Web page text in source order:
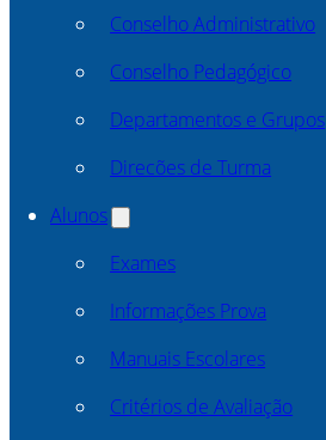
Conselho Administrativo
Conselho Pedagógico
Departamentos e Grupos
Direcões de Turma
Alunos
Exames
Informações Prova
Manuais Escolares
Critérios de Avaliação